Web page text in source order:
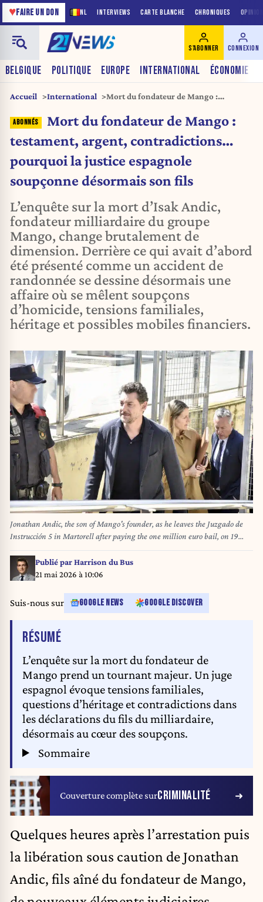
NL INTERVIEWS CARTE BLANCHE CHRONIQUES
♥FAIRE UN DON
BELGIQUE POLITIQUE EUROPE INTERNATIONAL ÉCONOMIE
S'ABONNER CONNEXION
Accueil International
Mort du fondateur de Mango :
pourquoi la justice espagnole
soupçonne désormais son fils
Mort du fondateur de Mango :
testament, argent, contradictions…
pourquoi la justice espagnole
soupçonne désormais son fils
L’enquête sur la mort d’Isak Andic,
fondateur milliardaire du groupe
Mango, change brutalement de
dimension. Derrière ce qui avait d’abord
été présenté comme un accident de
randonnée se dessine désormais une
affaire où se mêlent soupçons
d’homicide, tensions familiales,
héritage et possibles mobiles financiers.
Jonathan Andic, the son of Mango's founder, as he leaves the Juzgado de
Instrucción 5 in Martorell after paying the one million euro bail, on 19
May 2026, in Martorell, Barcelona, Catalonia (Spain). The Mossos
d'Esquadra have arrested Jonathan Andic, the son of Mango founder Isak
Andic, for the death of his father on 14 December 2024 after falling off a
was the only companion on the day of his father's death, is being
investigated by the Juzgado de Instrucción 5 of Martorell (Barcelona). 19
MAY 2026 David Oller / Europa Press 05/19/2026
Publié parHarrison du Bus
21 mai 2026 à 10:06
Suis-nous sur GOOGLE NEWS GOOGLE DISCOVER
RÉSUMÉDE L'ARTICLE
L’enquête sur la mort du fondateur de
Mango prend un tournant majeur. Un juge
espagnol évoque tensions familiales,
questions d’héritage et contradictions dans
les déclarations du fils du milliardaire,
désormais au cœur des soupçons.
Sommaire
Couverture complète surCRIMINALITÉ
Quelques heures après l’arrestation puis
la libération sous caution de Jonathan
Andic, fils aîné du fondateur de Mango,